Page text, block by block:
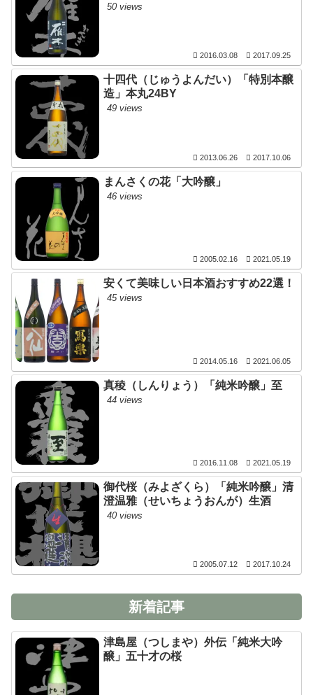
50 views
2016.03.08 2017.09.25
十四代（じゅうよんだい）「特別本醸
造」本丸24BY
49 views
2013.06.26 2017.10.06
まんさくの花「大吟醸」
46 views
2005.02.16 2021.05.19
安くて美味しい日本酒おすすめ22選！
45 views
2014.05.16 2021.06.05
真稜（しんりょう）「純米吟醸」至
44 views
2016.11.08 2021.05.19
御代桜（みよざくら）「純米吟醸」清
澄温雅（せいちょうおんが）生酒
40 views
2005.07.12 2017.10.24
新着記事
津島屋（つしまや）外伝「純米大吟
醸」五十才の桜